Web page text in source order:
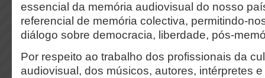
essencial da memória audiovisual do nosso
referencial de memória colectiva, permitindo-
diálogo sobre democracia, liberdade, pós-
Por respeito ao trabalho dos profissionais da
audiovisual, dos músicos, autores, intérpretes